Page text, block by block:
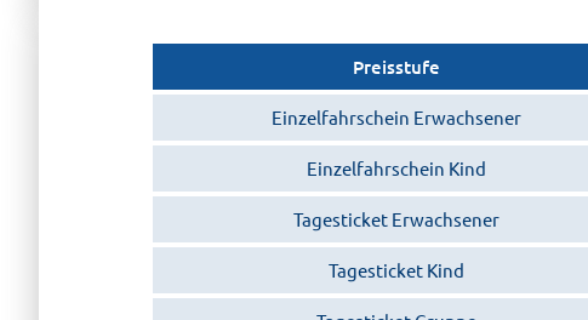
Preisstufe
Einzelfahrschein Erwachsener
Einzelfahrschein Kind
Tagesticket Erwachsener
Tagesticket Kind